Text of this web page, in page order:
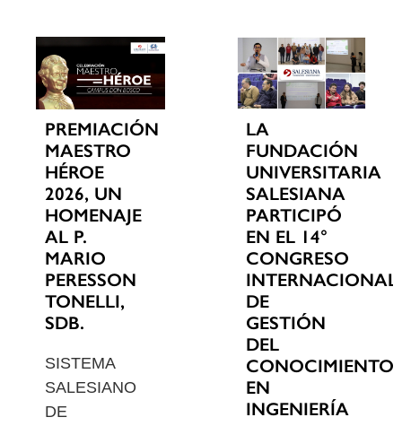
PREMIACIÓN
MAESTRO
HÉROE
2026, UN
HOMENAJE
AL P.
MARIO
PERESSON
TONELLI,
SDB.
SISTEMA
SALESIANO
DE
LA
FUNDACIÓN
UNIVERSITARIA
SALESIANA
PARTICIPÓ
EN EL 14°
CONGRESO
INTERNACIONAL
DE
GESTIÓN
DEL
CONOCIMIENTO
EN
INGENIERÍA